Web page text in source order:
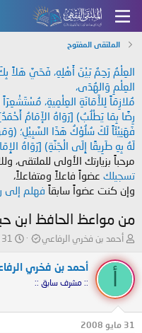
الملتقى المفتوح
العِلْمُ رَحِمٌ بَيْنَ أَهْلِهِ، فَحَيَّ هَلاً
العِلْمِ وَالهُدَى،
مُلازِمَاً لِلأَمَانَةِ العِلْمِيةِ،
رِضًا بِمَا يَطْلُبُ) [رَوَاهُ الإَمَامُ
فَهَنِيْئَاً لَكَ سُلُوْكُ هَذَا السَّبِيْلِ؛
لَهُ بِهِ طَرِيقًا إِلَى الْجَنَّةِ) [رَوَاهُ
مرحباً بزيارتك الأولى للملتقى،
تسجيلك عضواً فاعلاً ومتفاعلاً،
وإن كنت عضواً سابقاً فهلم إلى
من مواعظ الحافظ ابن
ب
د
ل
م
و
أحمد بن فخري الرفاعي
ت
ر
ي
ل
31 مايو 2008
أحمد بن فخري
:: مشرف سابق ::
31 مايو 2008